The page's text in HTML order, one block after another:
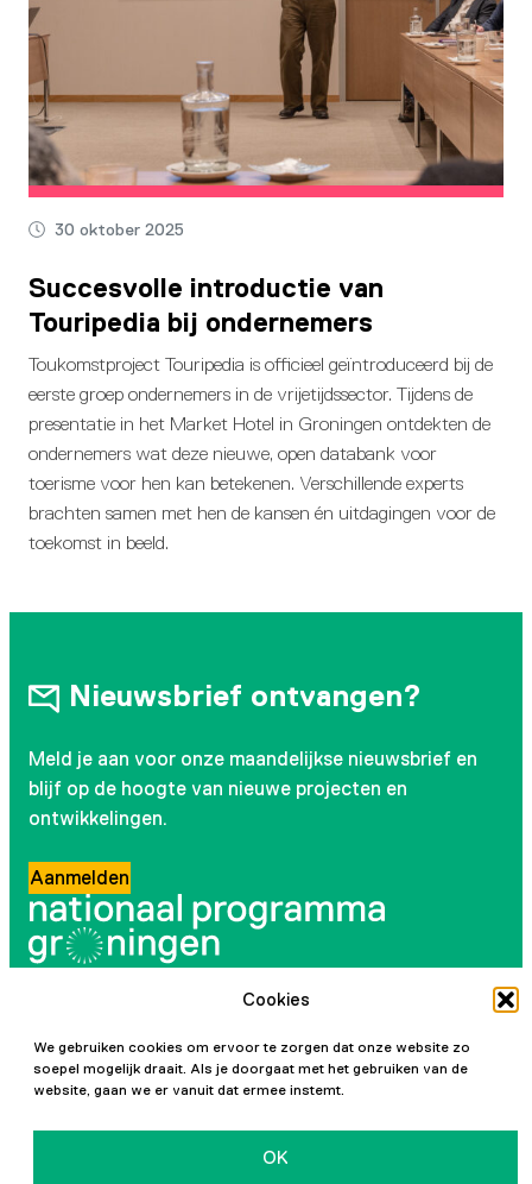
Cookies
We gebruiken cookies om ervoor te zorgen dat onze website zo
soepel mogelijk draait. Als je doorgaat met het gebruiken van de
website, gaan we er vanuit dat ermee instemt.
OK
30 oktober 2025
Succesvolle introductie van
Touripedia bij ondernemers
Toukomstproject Touripedia is officieel geïntroduceerd bij de
eerste groep ondernemers in de vrijetijdssector. Tijdens de
presentatie in het Market Hotel in Groningen ontdekten de
ondernemers wat deze nieuwe, open databank voor
toerisme voor hen kan betekenen. Verschillende experts
brachten samen met hen de kansen én uitdagingen voor de
toekomst in beeld.
InstagramLinkedIn YouTube Facebook
Nieuwsbrief ontvangen?
Meld je aan voor onze maandelijkse nieuwsbrief en
blijf op de hoogte van nieuwe projecten en
ontwikkelingen.
Aanmelden